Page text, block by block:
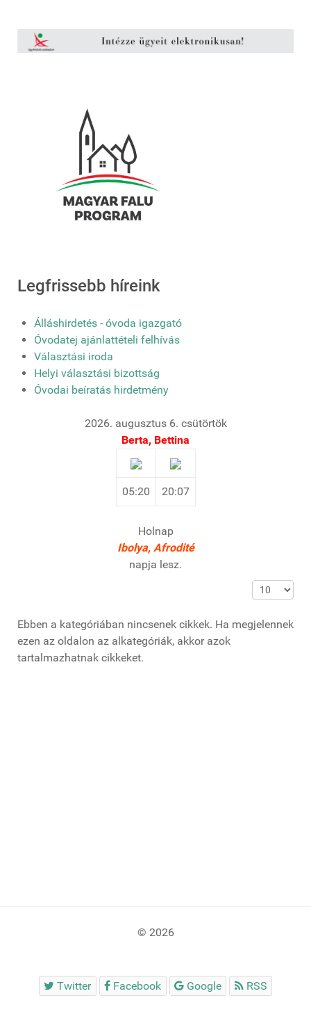
Legfrissebb híreink
Álláshirdetés - óvoda igazgató
Óvodatej ajánlattételi felhívás
Választási iroda
Helyi választási bizottság
Óvodai beíratás hirdetmény
2026. augusztus 6. csütörtök
Berta, Bettina
05:20 20:07
Holnap
Ibolya, Afrodité
napja lesz.
Tételek #
Ebben a kategóriában nincsenek cikkek. Ha megjelennek
ezen az oldalon az alkategóriák, akkor azok
tartalmazhatnak cikkeket.
© 2026
Twitter Facebook Google RSS